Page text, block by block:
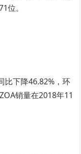
位。
下降46.82%，环
销量在2018年11